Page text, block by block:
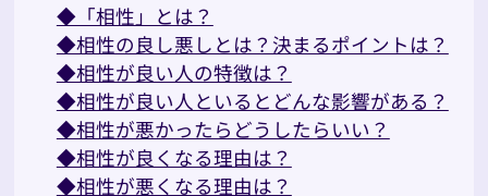
◆「相性」とは？
◆相性の良し悪しとは？決まるポイントは？
◆相性が良い人の特徴は？
◆相性が良い人といるとどんな影響がある？
◆相性が悪かったらどうしたらいい？
◆相性が良くなる理由は？
◆相性が悪くなる理由は？